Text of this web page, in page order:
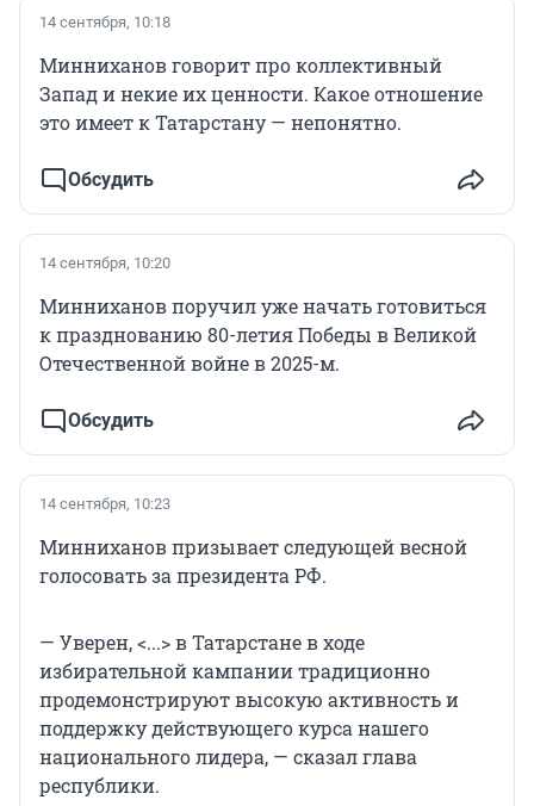
14 сентября, 10:18
Минниханов говорит про коллективный
Запад и некие их ценности. Какое отношение
это имеет к Татарстану — непонятно.
Обсудить
14 сентября, 10:20
Минниханов поручил уже начать готовиться
к празднованию 80-летия Победы в Великой
Отечественной войне в 2025-м.
Обсудить
14 сентября, 10:23
Минниханов призывает следующей весной
голосовать за президента РФ.
— Уверен, <...> в Татарстане в ходе
избирательной кампании традиционно
продемонстрируют высокую активность и
поддержку действующего курса нашего
национального лидера, — сказал глава
республики.